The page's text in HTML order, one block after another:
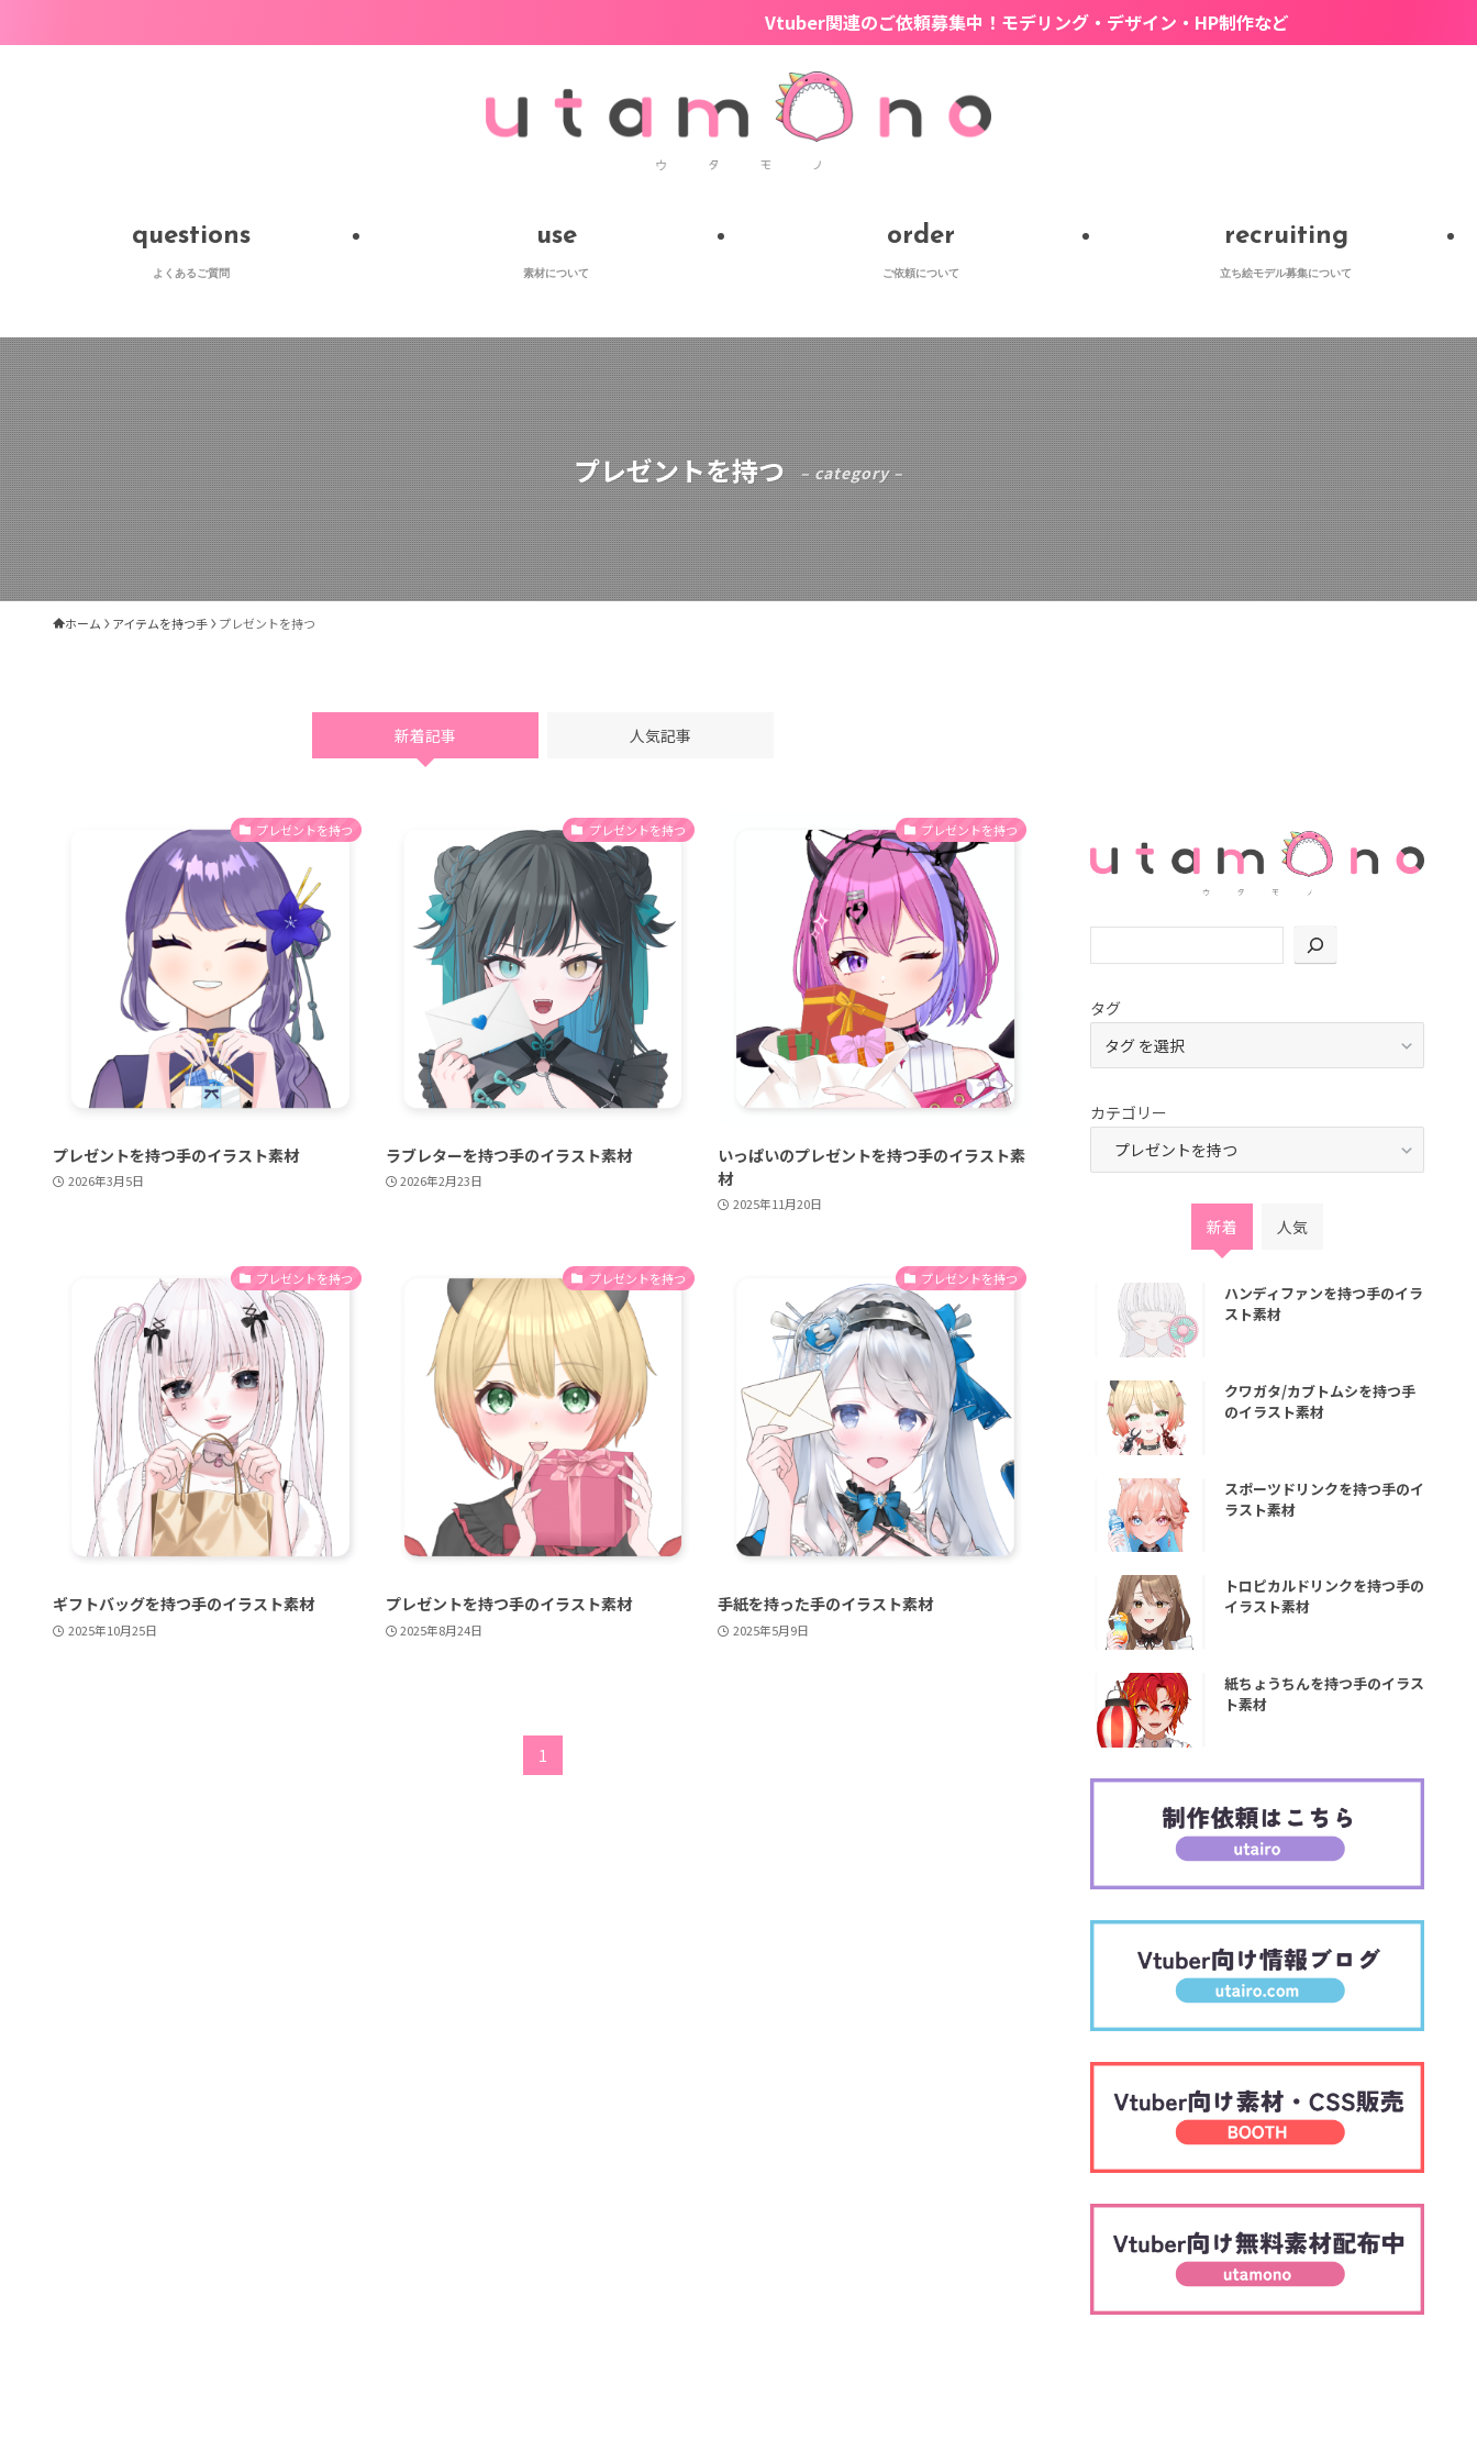
Vtuber関連のご依頼募集中！モデリング・デザイン・HP制作など
questions
よくあるご質問
use
素材について
order
ご依頼について
recruiting
立ち絵モデル募集について
プレゼントを持つ – category –
ホーム アイテムを持つ手 プレゼントを持つ
新着記事 人気記事
プレゼントを持つ
プレゼントを持つ手のイラスト素材
2026年3月5日
プレゼントを持つ
ラブレターを持つ手のイラスト素材
2026年2月23日
プレゼントを持つ
いっぱいのプレゼントを持つ手のイラスト素
材
2025年11月20日
プレゼントを持つ
ギフトバッグを持つ手のイラスト素材
2025年10月25日
プレゼントを持つ
プレゼントを持つ手のイラスト素材
2025年8月24日
プレゼントを持つ
手紙を持った手のイラスト素材
2025年5月9日
1
タグ
カテゴリー
新着 人気
ハンディファンを持つ手のイラ
スト素材
クワガタ/カブトムシを持つ手
のイラスト素材
スポーツドリンクを持つ手のイ
ラスト素材
トロピカルドリンクを持つ手の
イラスト素材
紙ちょうちんを持つ手のイラス
ト素材